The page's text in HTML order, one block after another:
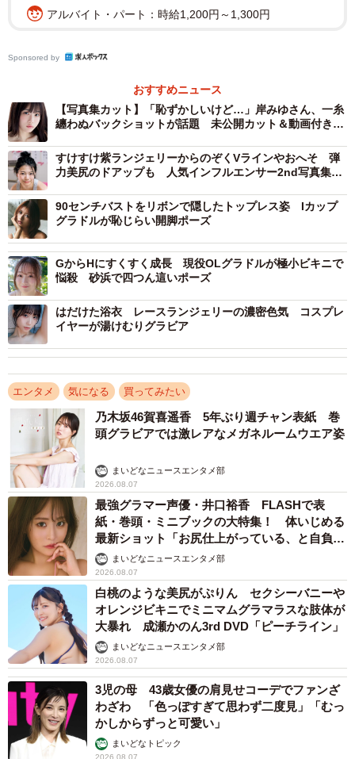
アルバイト・パート：時給1,200円～1,300円
Sponsored by
おすすめニュース
【写真集カット】「恥ずかしいけど…」岸みゆさん、一糸
纏わぬバックショットが話題 未公開カット＆動画付き電
すけすけ紫ランジェリーからのぞくVラインやおへそ 弾
力美尻のドアップも 人気インフルエンサー2nd写真集
90センチバストをリボンで隠したトップレス姿 Iカップ
グラドルが恥じらい開脚ポーズ
GからHにすくすく成長 現役OLグラドルが極小ビキニで
悩殺 砂浜で四つん這いポーズ
はだけた浴衣 レースランジェリーの濃密色気 コスプレ
イヤーが湯けむりグラビア
エンタメ 気になる 買ってみたい
乃木坂46賀喜遥香 5年ぶり週チャン表紙 巻
頭グラビアでは激レアなメガネルームウエア姿
まいどなニュースエンタメ部
2026.08.07
最強グラマー声優・井口裕香 FLASHで表
紙・巻頭・ミニブックの大特集！ 体いじめる
最新ショット「お尻仕上がっている、と自負し
ています」「いくつになっても理想の身体でい
たい」
まいどなニュースエンタメ部
2026.08.07
白桃のような美尻がぷりん セクシーバニーや
オレンジビキニでミニマムグラマラスな肢体が
大暴れ 成瀬かのん3rd DVD「ピーチライン」
まいどなニュースエンタメ部
2026.08.07
3児の母 43歳女優の肩見せコーデでファンざ
わざわ 「色っぽすぎて思わず二度見」「むっ
かしからずっと可愛い」
まいどなトピック
2026.08.07